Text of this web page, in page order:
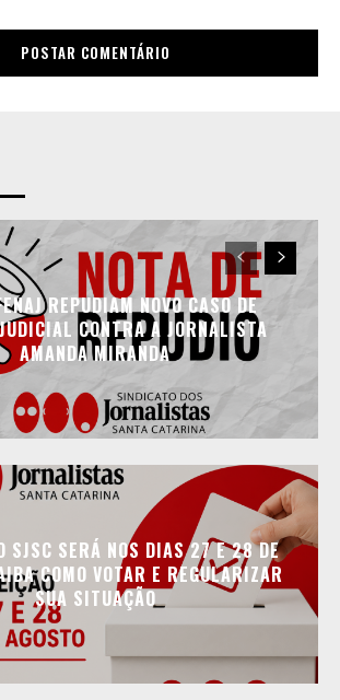
REPUDIAM NOVO CASO DE
CONTRA A JORNALISTA
AMANDA MIRANDA
SJSC SERÁ NOS DIAS 27 E 28 DE
COMO VOTAR E REGULARIZAR
SUA SITUAÇÃO